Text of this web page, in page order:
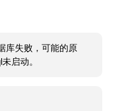
库失败，可能的原
启动。